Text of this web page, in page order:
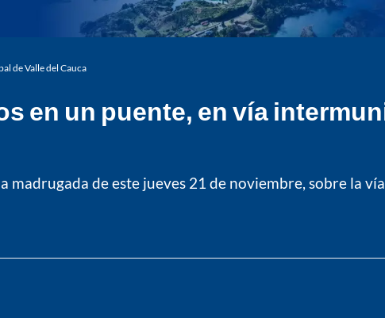
de Valle del Cauca
en un puente, en vía
de este jueves 21 de noviembre, sobre la